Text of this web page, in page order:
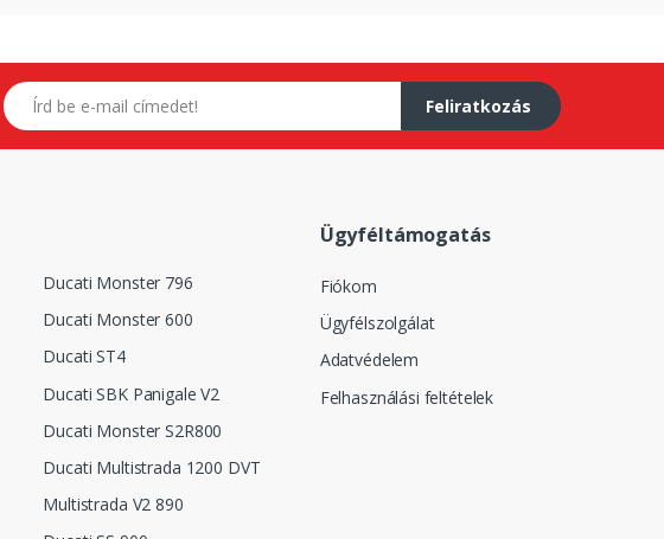
E-mail címed
Feliratkozás
Ducati Monster 796
Ducati Monster 600
Ducati ST4
Ducati SBK Panigale V2
Ducati Monster S2R800
Ducati Multistrada 1200 DVT
Multistrada V2 890
Ügyféltámogatás
Fiókom
Ügyfélszolgálat
Adatvédelem
Felhasználási feltételek